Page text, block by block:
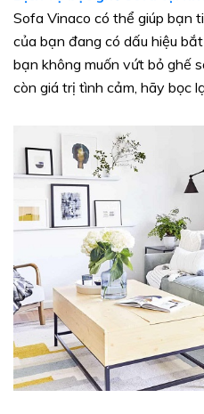
Sofa Vinaco có thể giúp bạn
của bạn đang có dấu hiệu
bạn không muốn vứt bỏ ghế
còn giá trị tình cảm, hãy bọc